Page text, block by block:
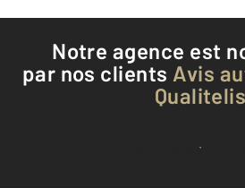
Notre agence est
par nos clients Avis
Qualitelis
Voir tous les avis